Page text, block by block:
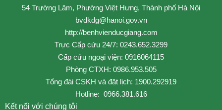
54 Trường Lâm, Phường Việt Hưng, Thành phố Hà Nội
bvdkdg@hanoi.gov.vn
http://benhvienducgiang.com
Trực Cấp cứu 24/7: 0243.652.3299
Cấp cứu ngoại viện: 0916064115
Phòng CTXH: 0986.953.505
Tổng đài CSKH và đặt lịch: 1900.292919
Hotline: 0966.381.616
Kết nối với chúng tôi